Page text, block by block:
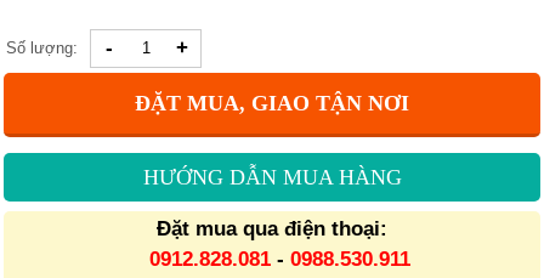
Số lượng: - +
ĐẶT MUA, GIAO TẬN NƠI
HƯỚNG DẪN MUA HÀNG
Đặt mua qua điện thoại:
0912.828.081 - 0988.530.911